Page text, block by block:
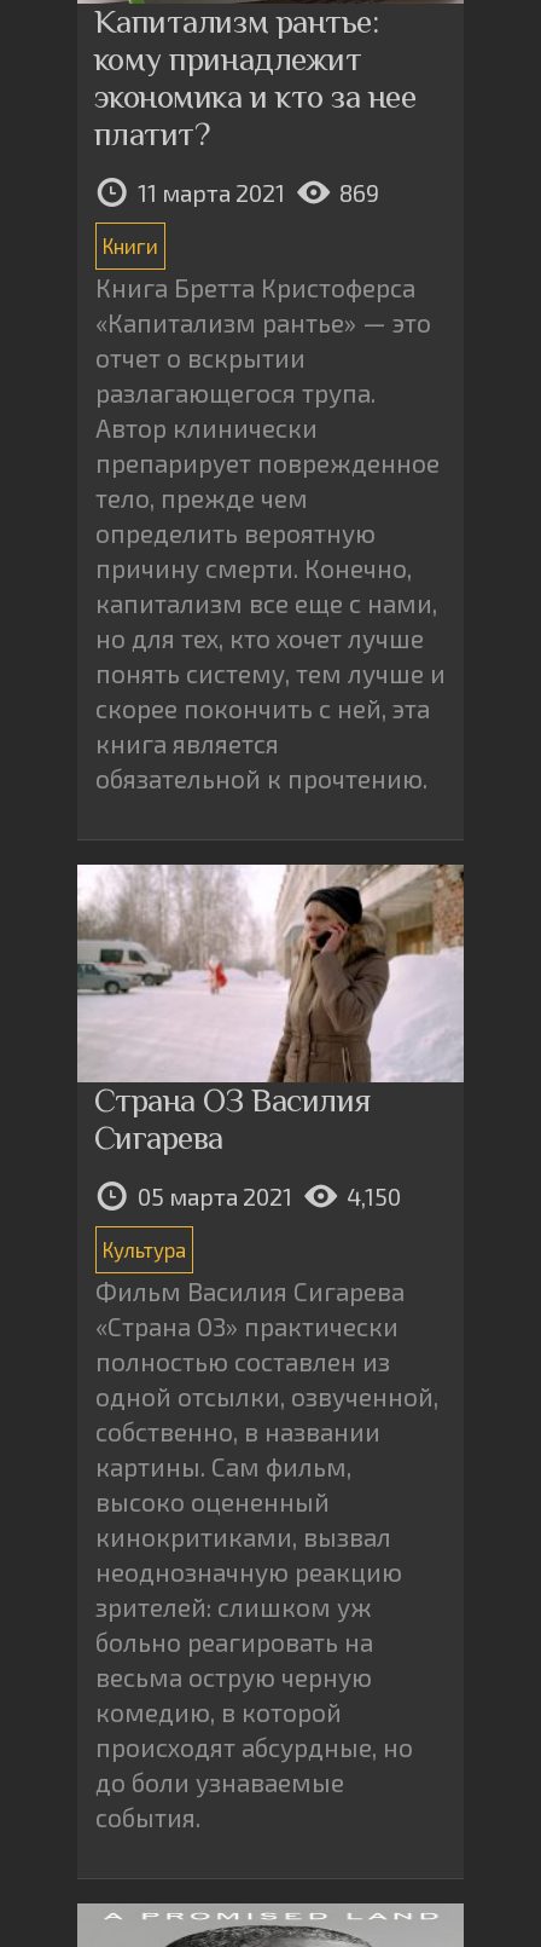
Капитализм рантье:
кому принадлежит
экономика и кто за нее
платит?
11 марта 2021 869
Книги
Книга Бретта Кристоферса
«Капитализм рантье» — это
отчет о вскрытии
разлагающегося трупа.
Автор клинически
препарирует поврежденное
тело, прежде чем
определить вероятную
причину смерти. Конечно,
капитализм все еще с нами,
но для тех, кто хочет лучше
понять систему, тем лучше и
скорее покончить с ней, эта
книга является
обязательной к прочтению.
Страна ОЗ Василия
Сигарева
05 марта 2021 4,150
Культура
Фильм Василия Сигарева
«Страна ОЗ» практически
полностью составлен из
одной отсылки, озвученной,
собственно, в названии
картины. Сам фильм,
высоко оцененный
кинокритиками, вызвал
неоднозначную реакцию
зрителей: слишком уж
больно реагировать на
весьма острую черную
комедию, в которой
происходят абсурдные, но
до боли узнаваемые
события.